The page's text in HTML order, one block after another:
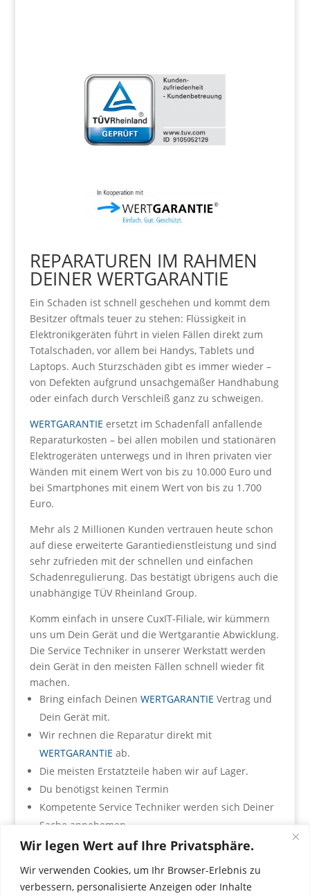
Wir legen Wert auf Ihre Privatsphäre.
Wir verwenden Cookies, um Ihr Browser-Erlebnis zu
verbessern, personalisierte Anzeigen oder Inhalte
REPARATUREN IM RAHMEN
DEINER WERTGARANTIE
Ein Schaden ist schnell geschehen und kommt dem
Besitzer oftmals teuer zu stehen: Flüssigkeit in
Elektronikgeräten führt in vielen Fällen direkt zum
Totalschaden, vor allem bei Handys, Tablets und
Laptops. Auch Sturzschäden gibt es immer wieder –
von Defekten aufgrund unsachgemäßer Handhabung
oder einfach durch Verschleiß ganz zu schweigen.
WERTGARANTIE ersetzt im Schadenfall anfallende
Reparaturkosten – bei allen mobilen und stationären
Elektrogeräten unterwegs und in Ihren privaten vier
Wänden mit einem Wert von bis zu 10.000 Euro und
bei Smartphones mit einem Wert von bis zu 1.700
Euro.
Mehr als 2 Millionen Kunden vertrauen heute schon
auf diese erweiterte Garantiedienstleistung und sind
sehr zufrieden mit der schnellen und einfachen
Schadenregulierung. Das bestätigt übrigens auch die
unabhängige TÜV Rheinland Group.
Komm einfach in unsere CuxIT-Filiale, wir kümmern
uns um Dein Gerät und die Wertgarantie Abwicklung.
Die Service Techniker in unserer Werkstatt werden
dein Gerät in den meisten Fällen schnell wieder fit
machen.
Bring einfach Deinen WERTGARANTIE Vertrag und
Dein Gerät mit.
Wir rechnen die Reparatur direkt mit
WERTGARANTIE ab.
Die meisten Erstatzteile haben wir auf Lager.
Du benötigst keinen Termin
Kompetente Service Techniker werden sich Deiner
Sache annehemen.
Mit digitalen Grüßen Dein Cux IT Team